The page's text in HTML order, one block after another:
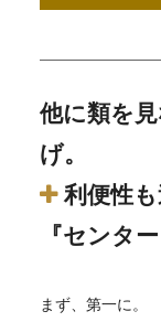
他に類を
げ。
利便性
『センタ
まず、第一に。